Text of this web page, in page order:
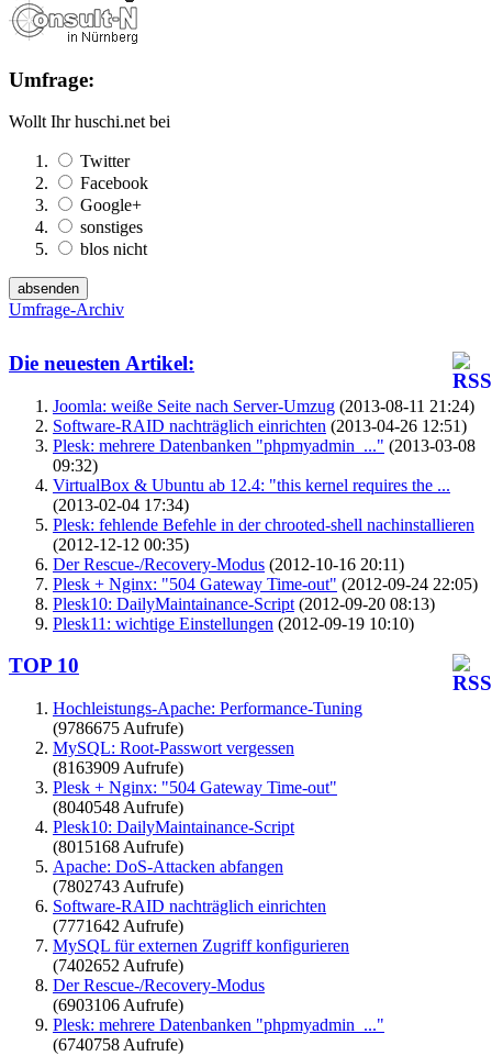
Umfrage:
Wollt Ihr huschi.net bei
Twitter
Facebook
Google+
sonstiges
blos nicht
Umfrage-Archiv
Die neuesten Artikel:
Joomla: weiße Seite nach Server-Umzug (2013-08-11 21:24)
Software-RAID nachträglich einrichten (2013-04-26 12:51)
Plesk: mehrere Datenbanken "phpmyadmin_..." (2013-03-08
09:32)
VirtualBox & Ubuntu ab 12.4: "this kernel requires the ...
(2013-02-04 17:34)
Plesk: fehlende Befehle in der chrooted-shell nachinstallieren
(2012-12-12 00:35)
Der Rescue-/Recovery-Modus (2012-10-16 20:11)
Plesk + Nginx: "504 Gateway Time-out" (2012-09-24 22:05)
Plesk10: DailyMaintainance-Script (2012-09-20 08:13)
Plesk11: wichtige Einstellungen (2012-09-19 10:10)
TOP 10
Hochleistungs-Apache: Performance-Tuning
(9786675 Aufrufe)
MySQL: Root-Passwort vergessen
(8163909 Aufrufe)
Plesk + Nginx: "504 Gateway Time-out"
(8040548 Aufrufe)
Plesk10: DailyMaintainance-Script
(8015168 Aufrufe)
Apache: DoS-Attacken abfangen
(7802743 Aufrufe)
Software-RAID nachträglich einrichten
(7771642 Aufrufe)
MySQL für externen Zugriff konfigurieren
(7402652 Aufrufe)
Der Rescue-/Recovery-Modus
(6903106 Aufrufe)
Plesk: mehrere Datenbanken "phpmyadmin_..."
(6740758 Aufrufe)